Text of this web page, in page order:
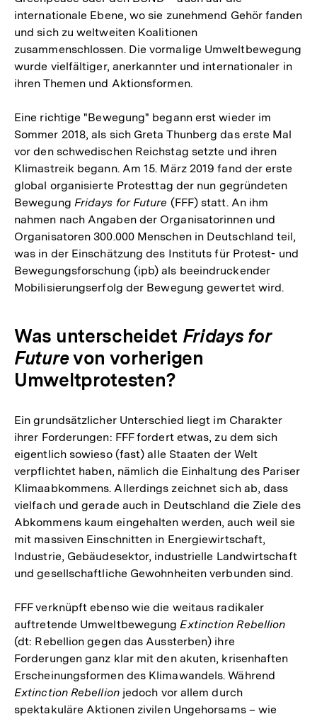
internationale Ebene, wo sie zunehmend Gehör fanden
und sich zu weltweiten Koalitionen
zusammenschlossen. Die vormalige Umweltbewegung
wurde vielfältiger, anerkannter und internationaler in
ihren Themen und Aktionsformen.
Eine richtige "Bewegung" begann erst wieder im
Sommer 2018, als sich Greta Thunberg das erste Mal
vor den schwedischen Reichstag setzte und ihren
Klimastreik begann. Am 15. März 2019 fand der erste
global organisierte Protesttag der nun gegründeten
Bewegung Fridays for Future (FFF) statt. An ihm
nahmen nach Angaben der Organisatorinnen und
Organisatoren 300.000 Menschen in Deutschland teil,
was in der Einschätzung des Instituts für Protest- und
Bewegungsforschung (ipb) als beeindruckender
Mobilisierungserfolg der Bewegung gewertet wird.
Was unterscheidet Fridays for
Futurevon vorherigen
Umweltprotesten?
Ein grundsätzlicher Unterschied liegt im Charakter
ihrer Forderungen: FFF fordert etwas, zu dem sich
eigentlich sowieso (fast) alle Staaten der Welt
verpflichtet haben, nämlich die Einhaltung des Pariser
Klimaabkommens. Allerdings zeichnet sich ab, dass
vielfach und gerade auch in Deutschland die Ziele des
Abkommens kaum eingehalten werden, auch weil sie
mit massiven Einschnitten in Energiewirtschaft,
Industrie, Gebäudesektor, industrielle Landwirtschaft
und gesellschaftliche Gewohnheiten verbunden sind.
FFF verknüpft ebenso wie die weitaus radikaler
auftretende UmweltbewegungExtinction Rebellion
(dt: Rebellion gegen das Aussterben) ihre
Forderungen ganz klar mit den akuten, krisenhaften
Erscheinungsformen des Klimawandels. Während
Extinction Rebellionjedoch vor allem durch
spektakuläre Aktionen zivilen Ungehorsams – wie